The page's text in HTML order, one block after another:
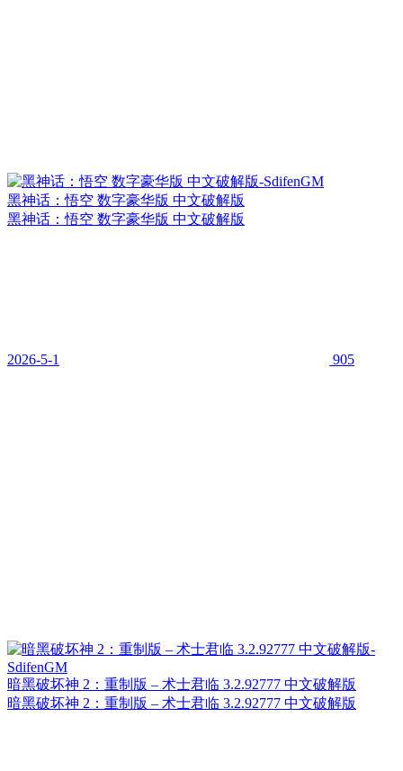
黑神话：悟空 数字豪华版 中文破解版
黑神话：悟空 数字豪华版 中文破解版
2026-5-1 905
暗黑破坏神 2：重制版 – 术士君临 3.2.92777 中文破解版
暗黑破坏神 2：重制版 – 术士君临 3.2.92777 中文破解版